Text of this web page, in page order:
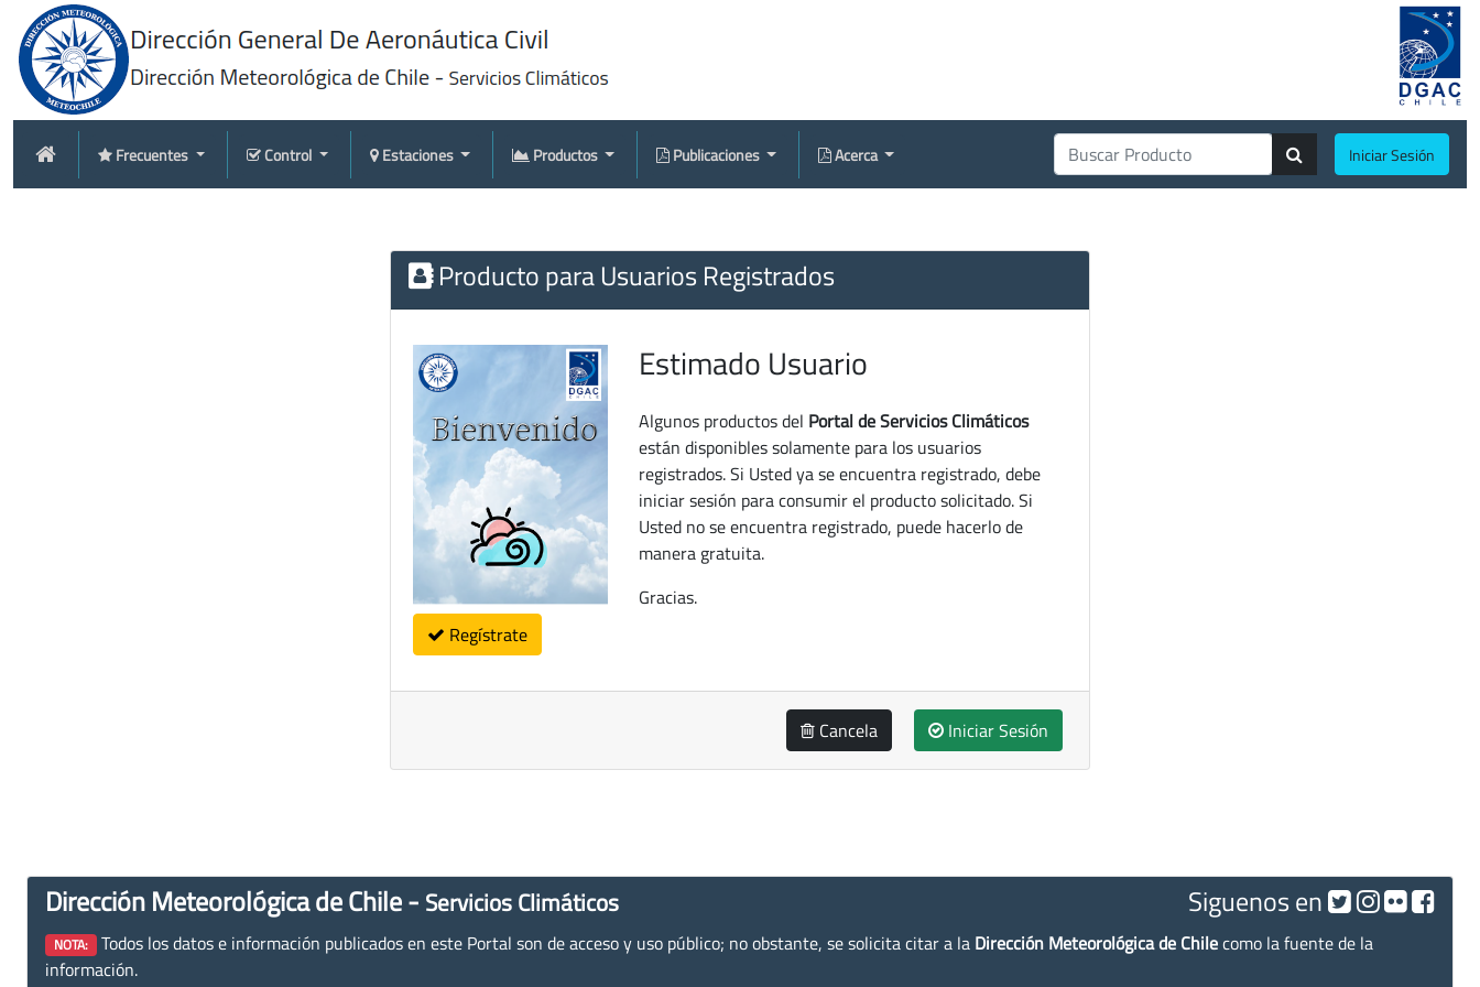
Frecuentes Control Estaciones Productos Publicaciones Acerca Iniciar Sesión
Producto para Usuarios Registrados
Regístrate
Estimado Usuario
Algunos productos del Portal de Servicios Climáticos
están disponibles solamente para los usuarios
registrados. Si Usted ya se encuentra registrado, debe
iniciar sesión para consumir el producto solicitado. Si
Usted no se encuentra registrado, puede hacerlo de
manera gratuita.
Gracias.
Cancela Iniciar Sesión
Dirección Meteorológica de Chile - Servicios Climáticos Siguenos en
NOTA: Todos los datos e información publicados en este Portal son de acceso y uso público; no obstante, se solicita citar a la Dirección Meteorológica de Chilecomo la fuente de la
información.